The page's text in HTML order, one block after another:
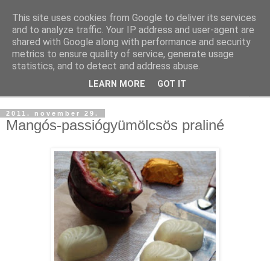
2011. november 29.
Mangós-passiógyümölcsös praliné
This site uses cookies from Google to deliver its services
and to analyze traffic. Your IP address and user-agent are
shared with Google along with performance and security
metrics to ensure quality of service, generate usage
statistics, and to detect and address abuse.
LEARN MORE GOT IT